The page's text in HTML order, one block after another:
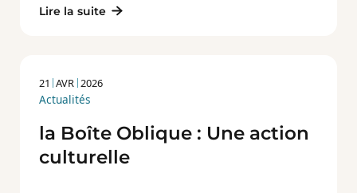
Lire la suite
21 AVR 2026
Actualités
la Boîte Oblique : Une action
culturelle